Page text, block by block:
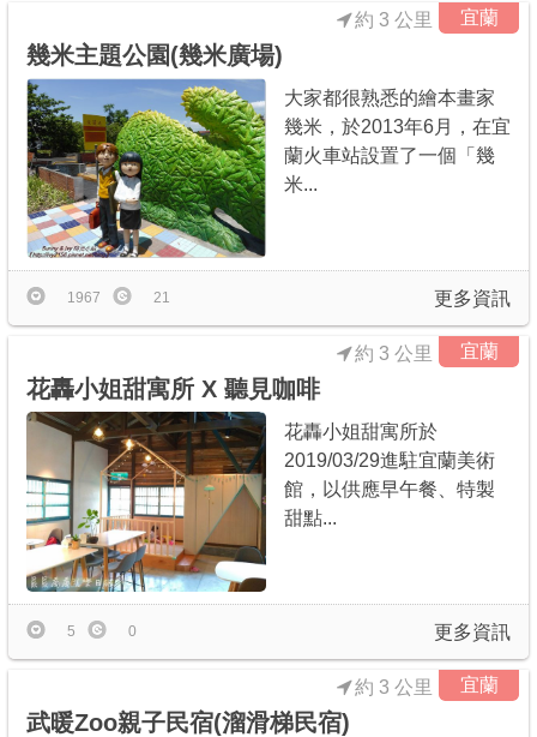
宜蘭
幾米主題公園(幾米廣場)
約 3 公里
大家都很熟悉的繪本畫家
幾米，於2013年6月，在宜
蘭火車站設置了一個「幾
米...
更多資訊
1967 21
宜蘭
花轟小姐甜寓所 X 聽見咖啡
約 3 公里
花轟小姐甜寓所於
2019/03/29進駐宜蘭美術
館，以供應早午餐、特製
甜點...
更多資訊
5 0
宜蘭
武暖Zoo親子民宿(溜滑梯民宿)
約 3 公里